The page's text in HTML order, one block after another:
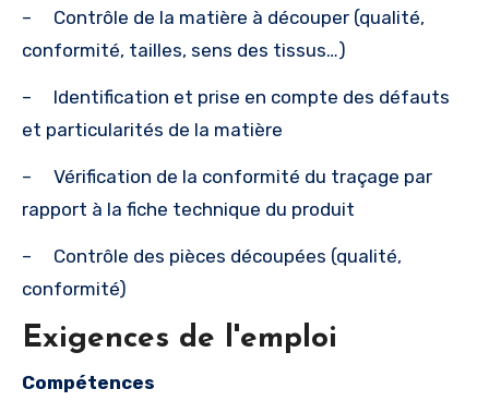
– Contrôle de la matière à découper (qualité,
conformité, tailles, sens des tissus…)
– Identification et prise en compte des défauts
et particularités de la matière
– Vérification de la conformité du traçage par
rapport à la fiche technique du produit
– Contrôle des pièces découpées (qualité,
conformité)
Exigences de l'emploi
Compétences